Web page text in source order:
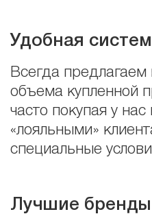
Удобная
Всегда предлагаем
объема купленной
часто покупая у
«лояльными»
специальные
Лучшие бренды